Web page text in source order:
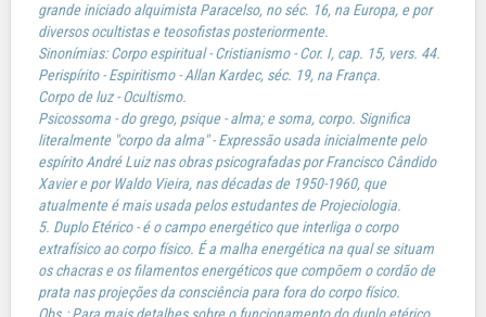
grande iniciado alquimista Paracelso, no séc. 16, na Europa, e por
diversos ocultistas e teosofistas posteriormente.
Sinonímias: Corpo espiritual - Cristianismo - Cor. I, cap. 15, vers. 44.
Perispírito - Espiritismo - Allan Kardec, séc. 19, na França.
Corpo de luz - Ocultismo.
Psicossoma - do grego, psique - alma; e soma, corpo. Significa
literalmente "corpo da alma" - Expressão usada inicialmente pelo
espírito André Luiz nas obras psicografadas por Francisco Cândido
Xavier e por Waldo Vieira, nas décadas de 1950-1960, que
atualmente é mais usada pelos estudantes de Projeciologia.
5. Duplo Etérico - é o campo energético que interliga o corpo
extrafísico ao corpo físico. É a malha energética na qual se situam
os chacras e os filamentos energéticos que compõem o cordão de
prata nas projeções da consciência para fora do corpo físico.